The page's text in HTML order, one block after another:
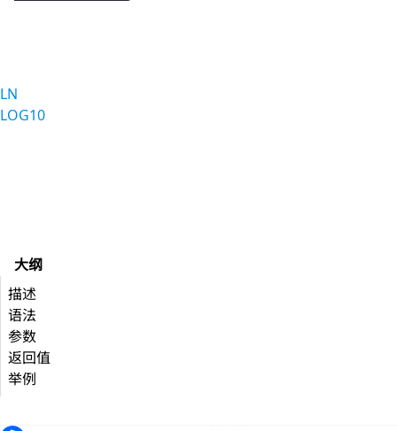
LN
LOG10
大纲
描述
语法
参数
返回值
举例